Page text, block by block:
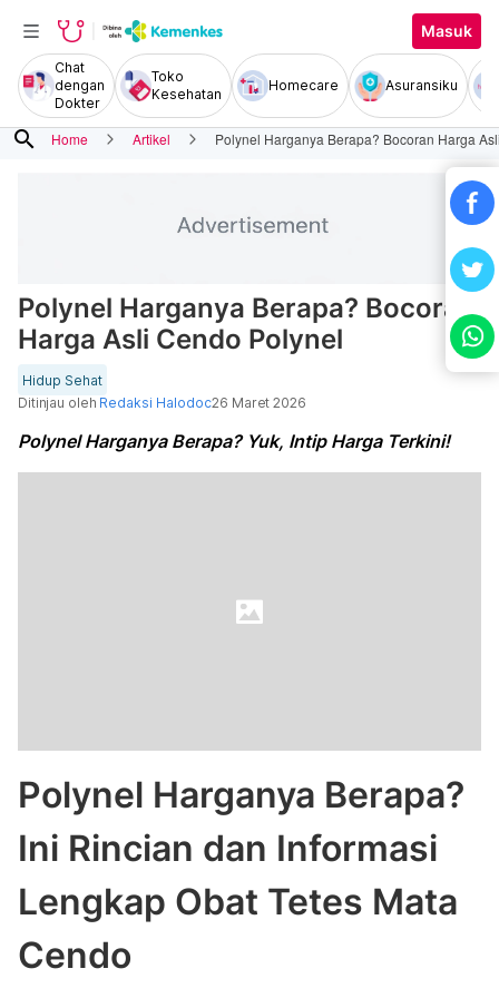
Masuk
Chat
dengan
Dokter
Toko
Kesehatan
Homecare Asuransiku
search Home Artikel Polynel Harganya Berapa? Bocoran Harga
Polynel Harganya Berapa? Bocoran
Harga Asli Cendo Polynel
Hidup Sehat
Ditinjau oleh Redaksi Halodoc26 Maret 2026
Polynel Harganya Berapa? Yuk, Intip Harga Terkini!
Polynel Harganya Berapa?
Ini Rincian dan Informasi
Lengkap Obat Tetes Mata
Cendo